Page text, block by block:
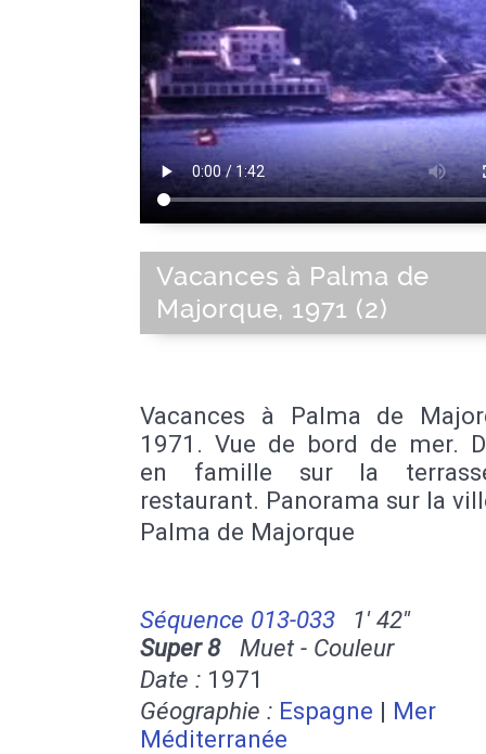
Vacances à Palma de
Majorque, 1971 (2)
Vacances à Palma de
1971. Vue de bord de mer.
en famille sur la
restaurant. Panorama sur la
Palma de Majorque
Séquence 013-033
1' 42''
Super 8Muet - Couleur
Date : 1971
Géographie : Espagne | Mer
Méditerranée